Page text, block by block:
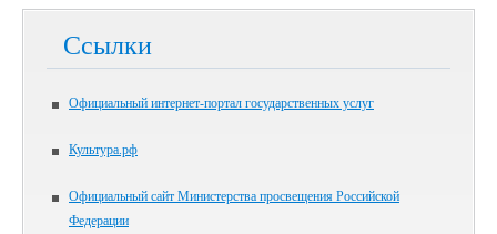
Ссылки
Официальный интернет-портал государственных услуг
Культура.рф
Официальный сайт Министерства просвещения Российской
Федерации